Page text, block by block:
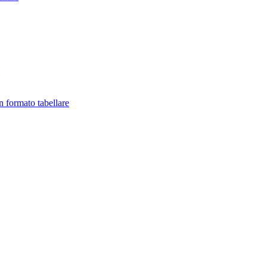
formato tabellare